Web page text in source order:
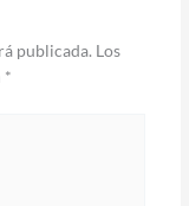
publicada. Los
*